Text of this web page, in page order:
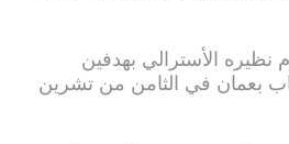
الأسترالي بهدفين
بعمان في الثامن من تشرين